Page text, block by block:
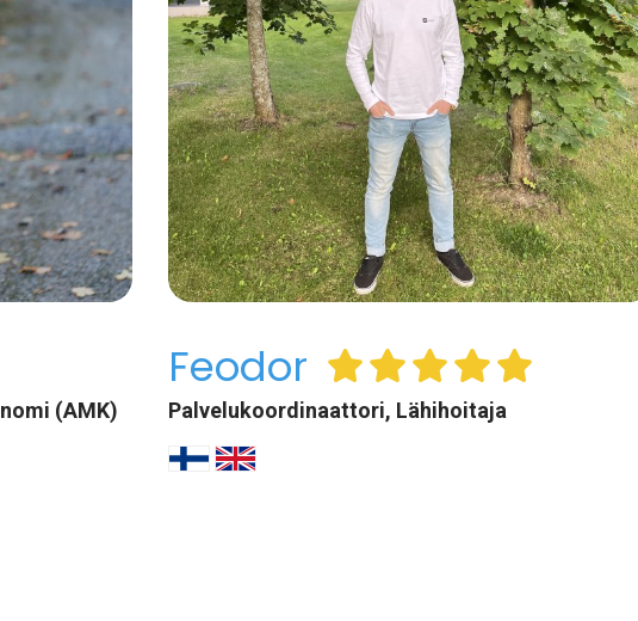
(AMK)
Feodor
Palvelukoordinaattori, Lähihoitaja